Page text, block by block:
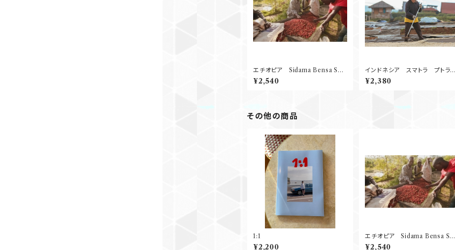
エチオピア Sidama Bensa Sha
¥2,540
インドネシア スマトラ プトラ・
ガヨ Wet Hulled 250
g
¥2,380
その他の商品
1:1
¥2,200
エチオピア Sidama Bensa Sha
¥2,540